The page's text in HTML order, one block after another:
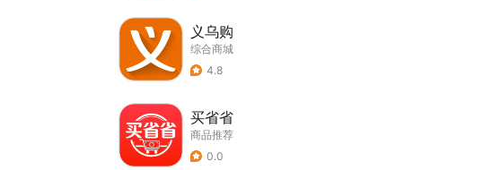
义乌购
综合商城
4.8
买省省
商品推荐
0.0